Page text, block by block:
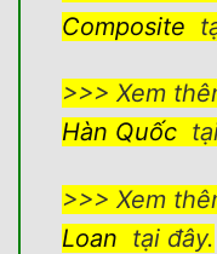
Composite
>>> Xem
Hàn Quốc
>>> Xem
Loan tại đây.